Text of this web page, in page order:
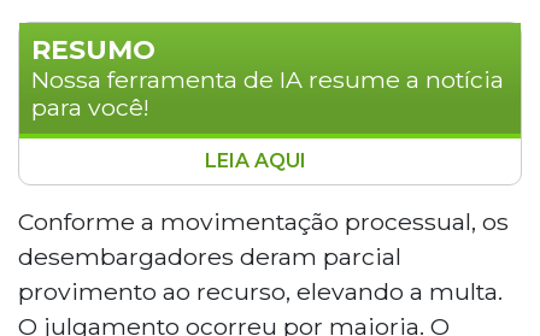
RESUMO
Nossa ferramenta de IA resume a notícia
para você!
A Justiça de Mato Grosso do Sul elevou
para R$ 100 mil por dia a multa contra o
Governo do Estado e a Prefeitura de
Campo Grande devido à crise da Santa
Casa. A 3ª Câmara Cível manteve a
LEIA AQUI
Conforme a movimentação processual, os
desembargadores deram parcial
provimento ao recurso, elevando a multa.
O julgamento ocorreu por maioria. O